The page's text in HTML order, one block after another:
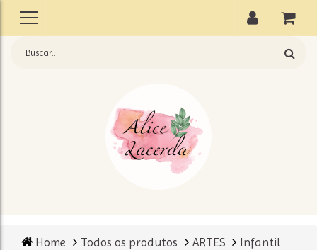
Home Todos os produtos ARTES Infantil